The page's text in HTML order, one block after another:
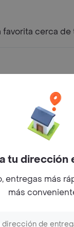
cerca de
Facebook
Twitter
Rappi Inc. All
tu dirección
entregas más
más